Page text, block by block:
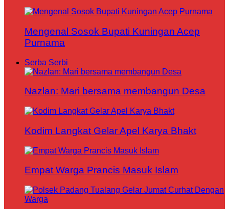
Mengenal Sosok Bupati Kuningan Acep
Purnama
Serba Serbi
Nazlan: Mari bersama membangun Desa
Kodim Langkat Gelar Apel Karya Bhakt
Empat Warga Prancis Masuk Islam